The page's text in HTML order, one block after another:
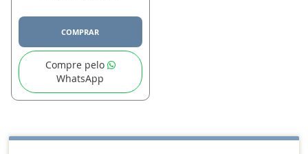
COMPRAR
Compre pelo
WhatsApp